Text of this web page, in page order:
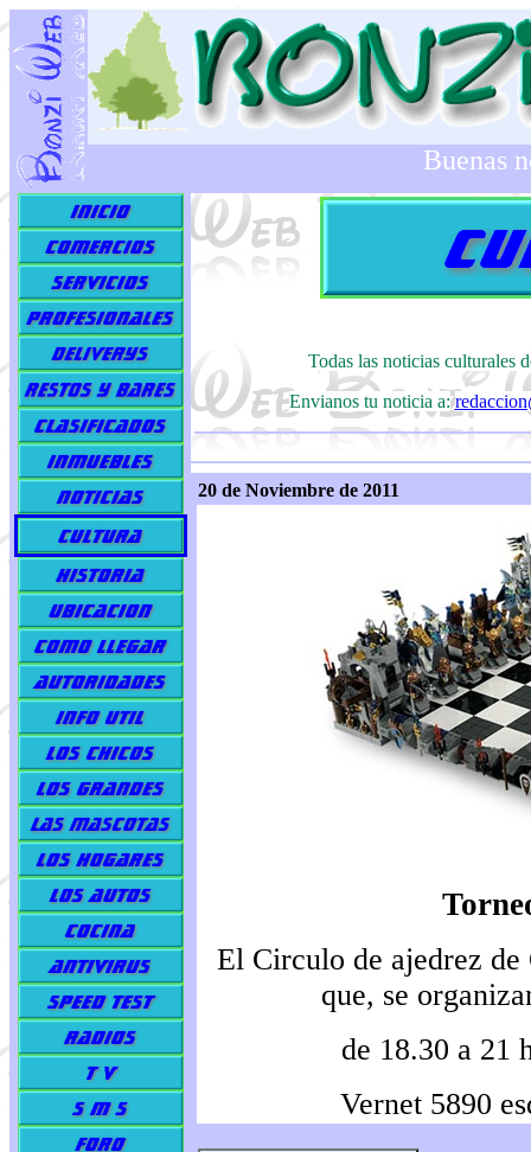
Buenas
Todas las noticias culturales
Envianos tu noticia a:
20 de Noviembre de 2011
El Circulo de ajedrez
que, se
de 18.30 a 21
Vernet 5890